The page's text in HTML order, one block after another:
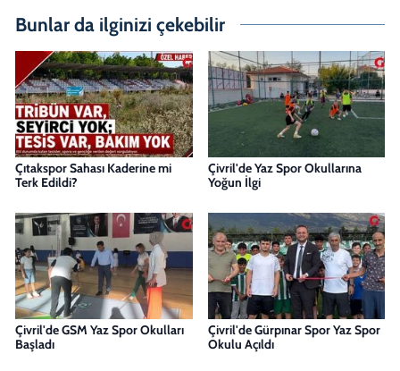
Bunlar da ilginizi çekebilir
Çıtakspor Sahası Kaderine mi
Terk Edildi?
Çivril'de Yaz Spor Okullarına
Yoğun İlgi
Çivril'de GSM Yaz Spor Okulları
Başladı
Çivril'de Gürpınar Spor Yaz Spor
Okulu Açıldı